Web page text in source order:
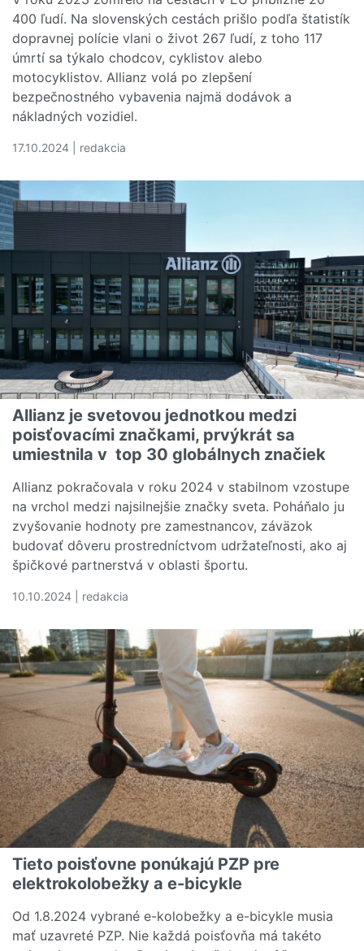
400 ľudí. Na slovenských cestách prišlo podľa štatistík
dopravnej polície vlani o život 267 ľudí, z toho 117
úmrtí sa týkalo chodcov, cyklistov alebo
motocyklistov. Allianz volá po zlepšení
bezpečnostného vybavenia najmä dodávok a
nákladných vozidiel.
17.10.2024 | redakcia
Allianz je svetovou jednotkou medzi
poisťovacími značkami, prvýkrát sa
umiestnila v top 30 globálnych značiek
Allianz pokračovala v roku 2024 v stabilnom vzostupe
na vrchol medzi najsilnejšie značky sveta. Poháňalo ju
zvyšovanie hodnoty pre zamestnancov, záväzok
budovať dôveru prostredníctvom udržateľnosti, ako aj
špičkové partnerstvá v oblasti športu.
10.10.2024 | redakcia
Tieto poisťovne ponúkajú PZP pre
elektrokolobežky a e-bicykle
Od 1.8.2024 vybrané e-kolobežky a e-bicykle musia
mať uzavreté PZP. Nie každá poisťovňa má takéto